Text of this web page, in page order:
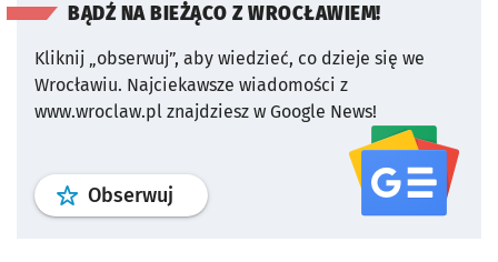
BĄDŹ NA BIEŻĄCO Z WROCŁAWIEM!
Kliknij „obserwuj”, aby wiedzieć, co dzieje się we
Wrocławiu. Najciekawsze wiadomości z
www.wroclaw.pl znajdziesz w Google News!
Obserwuj profil serwisu